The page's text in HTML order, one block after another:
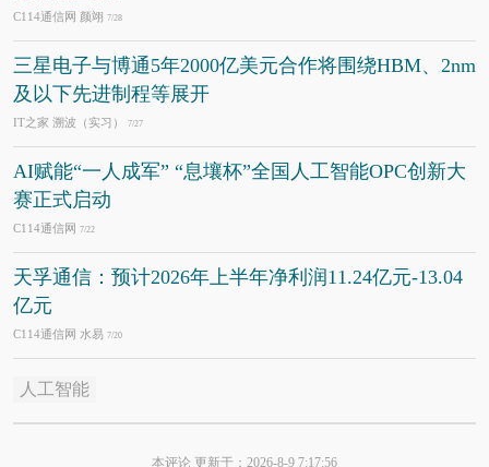
C114通信网 颜翊 7/28
三星电子与博通5年2000亿美元合作将围绕HBM、2nm
及以下先进制程等展开
IT之家 溯波（实习） 7/27
AI赋能“一人成军” “息壤杯”全国人工智能OPC创新大
赛正式启动
C114通信网 7/22
天孚通信：预计2026年上半年净利润11.24亿元-13.04
亿元
C114通信网 水易 7/20
人工智能
本评论 更新于：2026-8-9 7:17:56